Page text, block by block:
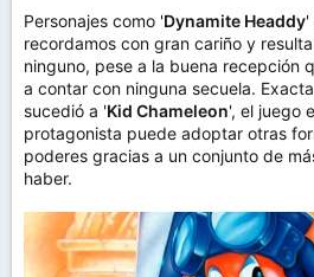
Personajes como 'Dynamite Headdy'
recordamos con gran cariño y
ninguno, pese a la buena recepción
a contar con ninguna secuela.
sucedió a 'Kid Chameleon', el juego
protagonista puede adoptar otras
poderes gracias a un conjunto de
haber.